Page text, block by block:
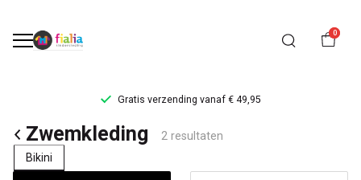
0
Gratis verzending vanaf € 49,95
Zwemkleding
Zwemkleding
2 resultaten
Bikini